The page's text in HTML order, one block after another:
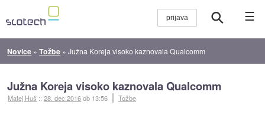
☰
Novice »Tožbe »Južna Koreja visoko kaznovala Qualcomm
Južna Koreja visoko kaznovala Qualcomm
Matej Huš ::28. dec 2016ob 13:56 Tožbe